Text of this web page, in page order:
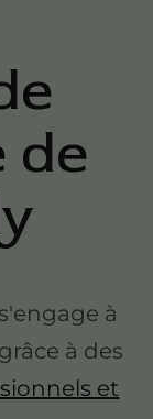
de
à
à des
et